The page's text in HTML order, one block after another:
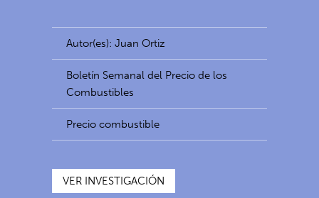
Autor(es): Juan Ortiz
Boletín Semanal del Precio de los
Combustibles
Precio combustible
VER INVESTIGACIÓN